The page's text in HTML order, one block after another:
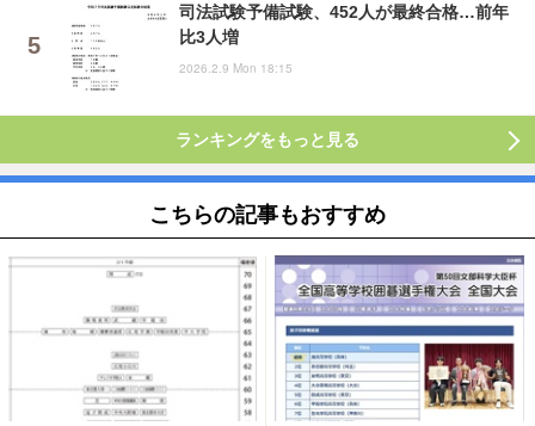
司法試験予備試験、452人が最終合格…前年
比3人増
2026.2.9 Mon 18:15
ランキングをもっと見る
こちらの記事もおすすめ